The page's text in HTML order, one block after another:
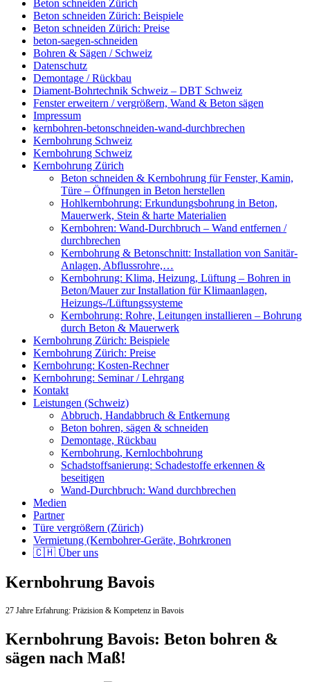
Beton schneiden Zürich
Beton schneiden Zürich: Beispiele
Beton schneiden Zürich: Preise
beton-saegen-schneiden
Bohren & Sägen / Schweiz
Datenschutz
Demontage / Rückbau
Diament-Bohrtechnik Schweiz – DBT Schweiz
Fenster erweitern / vergrößern, Wand & Beton sägen
Impressum
kernbohren-betonschneiden-wand-durchbrechen
Kernbohrung Schweiz
Kernbohrung Schweiz
Kernbohrung Zürich
Beton schneiden & Kernbohrung für Fenster, Kamin,
Türe – Öffnungen in Beton herstellen
Hohlkernbohrung: Erkundungsbohrung in Beton,
Mauerwerk, Stein & harte Materialien
Kernbohren: Wand-Durchbruch – Wand entfernen /
durchbrechen
Kernbohrung & Betonschnitt: Installation von Sanitär-
Anlagen, Abflussrohre,…
Kernbohrung: Klima, Heizung, Lüftung – Bohren in
Beton/Mauer zur Installation für Klimaanlagen,
Heizungs-/Lüftungssysteme
Kernbohrung: Rohre, Leitungen installieren – Bohrung
durch Beton & Mauerwerk
Kernbohrung Zürich: Beispiele
Kernbohrung Zürich: Preise
Kernbohrung: Kosten-Rechner
Kernbohrung: Seminar / Lehrgang
Kontakt
Leistungen (Schweiz)
Abbruch, Handabbruch & Entkernung
Beton bohren, sägen & schneiden
Demontage, Rückbau
Kernbohrung, Kernlochbohrung
Schadstoffsanierung: Schadestoffe erkennen &
beseitigen
Wand-Durchbruch: Wand durchbrechen
Medien
Partner
Türe vergrößern (Zürich)
Vermietung (Kernbohrer-Geräte, Bohrkronen
🇨🇭 Über uns
Kernbohrung Bavois
27 Jahre Erfahrung: Präzision & Kompetenz in Bavois
Kernbohrung Bavois: Beton bohren &
sägen nach Maß!